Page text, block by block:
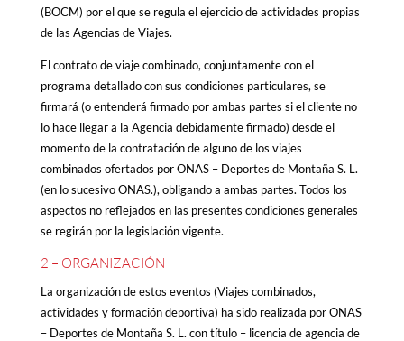
(BOCM) por el que se regula el ejercicio de actividades propias
de las Agencias de Viajes.
El contrato de viaje combinado, conjuntamente con el
programa detallado con sus condiciones particulares, se
firmará (o entenderá firmado por ambas partes si el cliente no
lo hace llegar a la Agencia debidamente firmado) desde el
momento de la contratación de alguno de los viajes
combinados ofertados por ONAS – Deportes de Montaña S. L.
(en lo sucesivo ONAS.), obligando a ambas partes. Todos los
aspectos no reflejados en las presentes condiciones generales
se regirán por la legislación vigente.
2 – ORGANIZACIÓN
La organización de estos eventos (Viajes combinados,
actividades y formación deportiva) ha sido realizada por ONAS
– Deportes de Montaña S. L. con título – licencia de agencia de